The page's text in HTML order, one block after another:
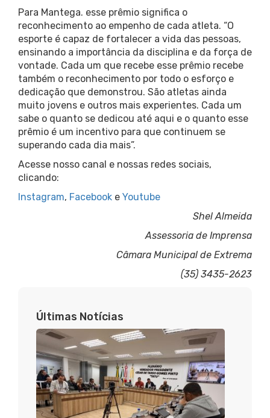
Para Mantega. esse prêmio significa o
reconhecimento ao empenho de cada atleta. “O
esporte é capaz de fortalecer a vida das pessoas,
ensinando a importância da disciplina e da força de
vontade. Cada um que recebe esse prêmio recebe
também o reconhecimento por todo o esforço e
dedicação que demonstrou. São atletas ainda
muito jovens e outros mais experientes. Cada um
sabe o quanto se dedicou até aqui e o quanto esse
prêmio é um incentivo para que continuem se
superando cada dia mais”.
Acesse nosso canal e nossas redes sociais,
clicando:
Instagram, Facebook e Youtube
Shel Almeida
Assessoria de Imprensa
Câmara Municipal de Extrema
(35) 3435-2623
Últimas Notícias